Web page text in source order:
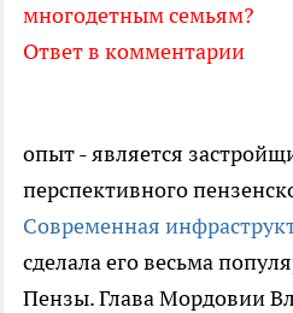
многодетным семьям?
Ответ в комментарии
опыт - является
перспективного
Современная
сделала его весьма
Пензы. Глава Мордовии